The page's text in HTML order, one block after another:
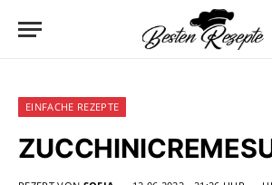
EINFACHE REZEPTE